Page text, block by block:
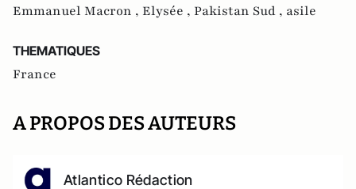
Emmanuel Macron , Elysée , Pakistan Sud , asile
THEMATIQUES
France
A PROPOS DES AUTEURS
Atlantico Rédaction